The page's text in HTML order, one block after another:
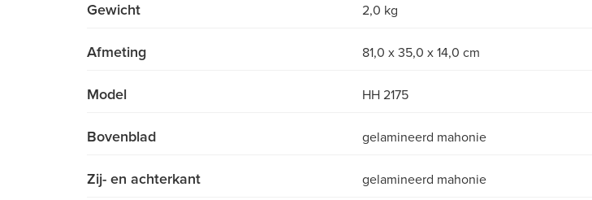
Gewicht 2,0 kg
Afmeting 81,0 x 35,0 x 14,0 cm
Model HH 2175
Bovenblad gelamineerd mahonie
Zij- en achterkant gelamineerd mahonie